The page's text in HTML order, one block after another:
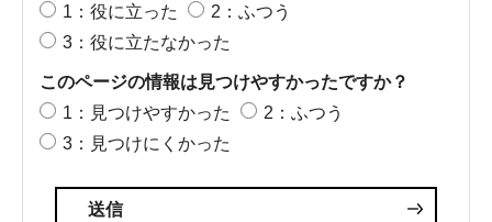
1：役に立った
2：ふつう
3：役に立たなかった
このページの情報は見つけやすかったですか？
1：見つけやすかった
2：ふつう
3：見つけにくかった